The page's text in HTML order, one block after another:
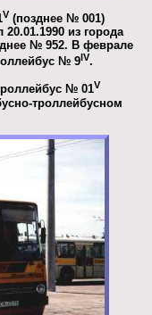
V (позднее № 001)
20.01.1990 из города
№ 952. В феврале
№ 9IV.
№ 01V
троллейбусном